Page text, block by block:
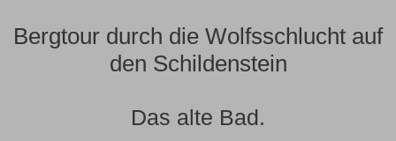
Bergtour durch die Wolfsschlucht auf
den Schildenstein
Das alte Bad.